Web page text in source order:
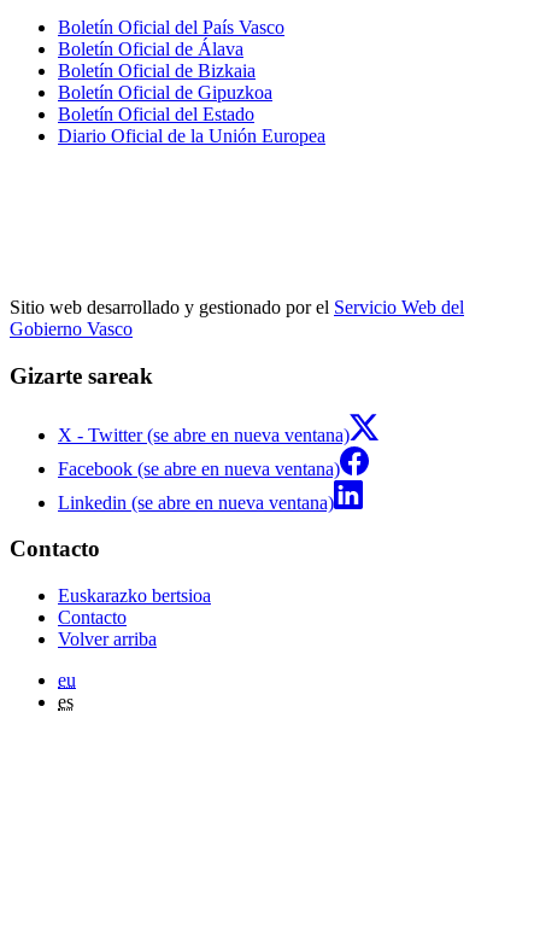
Boletín Oficial del País Vasco
Boletín Oficial de Álava
Boletín Oficial de Bizkaia
Boletín Oficial de Gipuzkoa
Boletín Oficial del Estado
Diario Oficial de la Unión Europea
Sitio web desarrollado y gestionado por el Servicio Web del
Gobierno Vasco
Gizarte sareak
X - Twitter (se abre en nueva ventana)
Facebook (se abre en nueva ventana)
Linkedin (se abre en nueva ventana)
Contacto
Euskarazko bertsioa
Contacto
Volver arriba
eu
es